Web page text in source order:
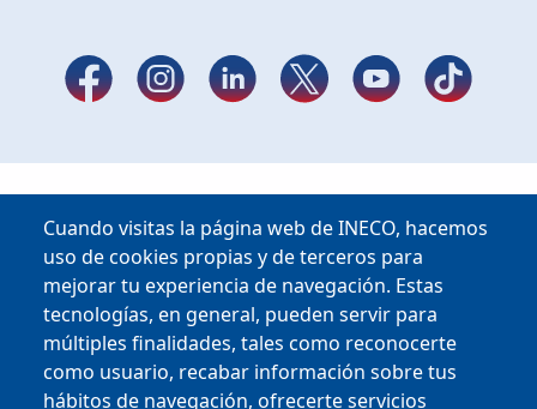
Cuando visitas la página web de INECO, hacemos
uso de cookies propias y de terceros para
mejorar tu experiencia de navegación. Estas
tecnologías, en general, pueden servir para
múltiples finalidades, tales como reconocerte
como usuario, recabar información sobre tus
hábitos de navegación, ofrecerte servicios